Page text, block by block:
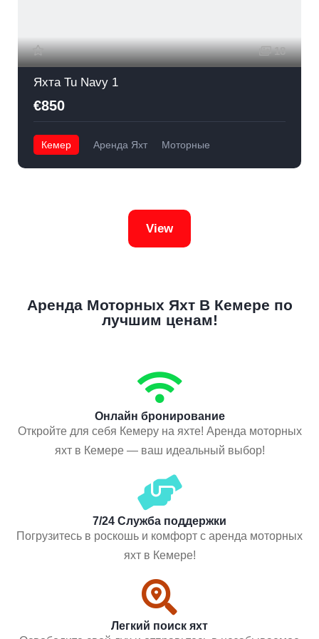
18
Яхта Tu Navy 1
€850
Кемер Аренда Яхт Моторные
View
Аренда Моторных Яхт В Кемере по
лучшим ценам!
Онлайн бронирование
Откройте для себя Кемеру на яхте! Аренда моторных
яхт в Кемере — ваш идеальный выбор!
7/24 Служба поддержки
Погрузитесь в роскошь и комфорт с аренда моторных
яхт в Кемере!
Легкий поиск яхт